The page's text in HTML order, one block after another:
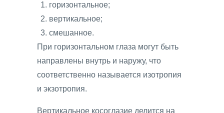
горизонтальное;
вертикальное;
смешанное.
При горизонтальном глаза могут быть
направлены внутрь и наружу, что
соответственно называется изотропия
и экзотропия.
Вертикальное косоглазие делится на